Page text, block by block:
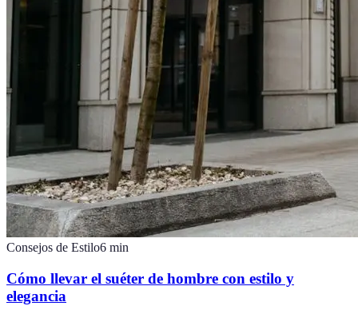
Consejos de Estilo6 min
Cómo llevar el suéter de hombre con estilo y
elegancia